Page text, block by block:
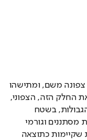
סביר שבשנים הקרובות תיבנה הגדר גם צפונה משם, ומתישהו
תתמזג עם הגדר שיורדת מרמת הגולן. את החלק הזה, הצפוני,
משלימה ישראל כיום גם באזור משולש הגבולות, בשטח
שמשיק לירדן; זה נעשה כדי למנוע חדירת מסתננים וגורמי
טרור לירדן מסוריה, תוך ניצול המובלעות שקיימות כתוצאה